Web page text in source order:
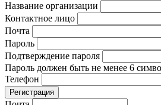
Название организации
Контактное лицо
Почта
Пароль
Подтверждение пароля
Пароль должен быть не менее 6
Телефон